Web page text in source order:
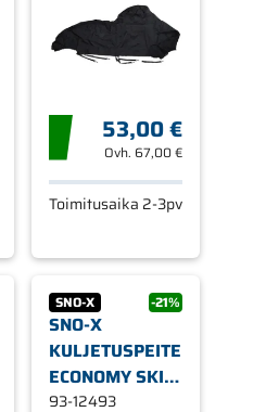
53,00 €
Ovh. 67,00 €
Toimitusaika 2-3pv
SNO-X -21%
SNO-X
KULJETUSPEITE
ECONOMY SKI
DOO
93-12493